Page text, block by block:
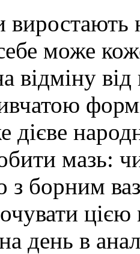
може
відміну
дієве
мазь:
з борним
цією
день в